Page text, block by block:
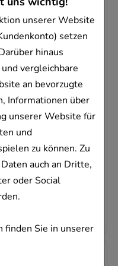
unserer Website
setzen
hinaus
vergleichbare
an bevorzugte
Informationen über
unserer Website für
und
zu können. Zu
auch an Dritte,
oder Social
Sie in unserer
flüssig
Vertr. GmbH